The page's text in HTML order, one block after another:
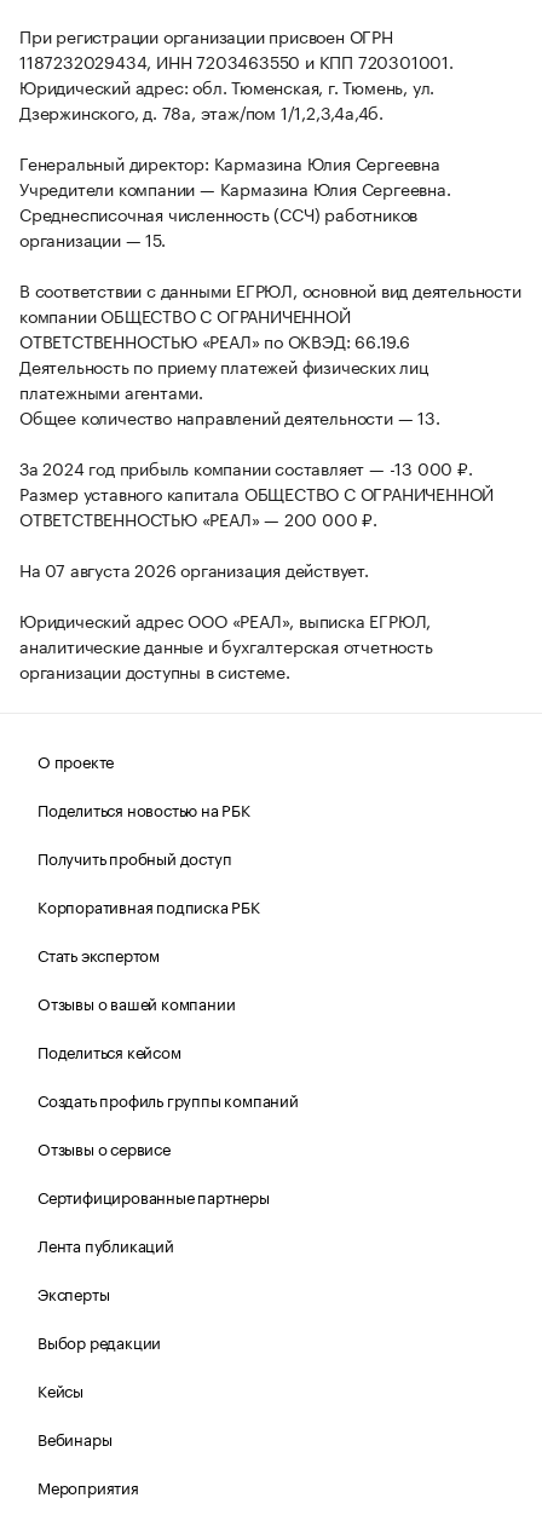
При регистрации организации присвоен ОГРН
1187232029434, ИНН 7203463550 и КПП 720301001.
Юридический адрес: обл. Тюменская, г. Тюмень, ул.
Дзержинского, д. 78а, этаж/пом 1/1,2,3,4а,4б.
Генеральный директор: Кармазина Юлия Сергеевна
Учредители компании — Кармазина Юлия Сергеевна.
Среднесписочная численность (ССЧ) работников
организации — 15.
В соответствии с данными ЕГРЮЛ, основной вид деятельности
компании ОБЩЕСТВО С ОГРАНИЧЕННОЙ
ОТВЕТСТВЕННОСТЬЮ «РЕАЛ» по ОКВЭД: 66.19.6
Деятельность по приему платежей физических лиц
платежными агентами.
Общее количество направлений деятельности — 13.
За 2024 год прибыль компании составляет — -13 000 ₽.
Размер уставного капитала ОБЩЕСТВО С ОГРАНИЧЕННОЙ
ОТВЕТСТВЕННОСТЬЮ «РЕАЛ» — 200 000 ₽.
На 07 августа 2026 организация действует.
Юридический адрес ООО «РЕАЛ», выписка ЕГРЮЛ,
аналитические данные и бухгалтерская отчетность
организации доступны в системе.
О проекте
Поделиться новостью на РБК
Получить пробный доступ
Корпоративная подписка РБК
Стать экспертом
Отзывы о вашей компании
Поделиться кейсом
Создать профиль группы компаний
Отзывы о сервисе
Сертифицированные партнеры
Лента публикаций
Эксперты
Выбор редакции
Кейсы
Вебинары
Мероприятия